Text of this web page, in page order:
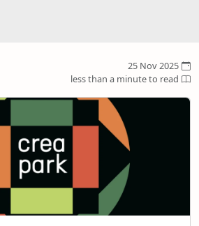
25 Nov 2025
less than a minute to read